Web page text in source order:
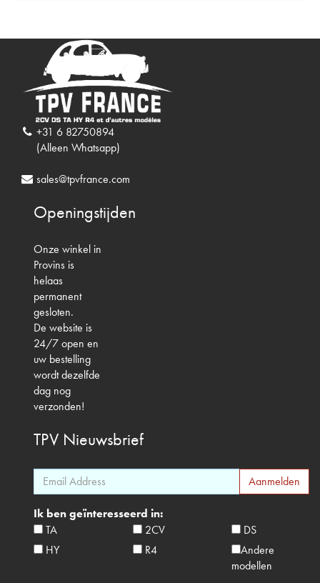
+31 6 82750894
(Alleen Whatsapp)
sales@tpvfrance.com
Openingstijden
Onze winkel in
Provins is
helaas
permanent
gesloten.
De website is
24/7 open en
uw bestelling
wordt dezelfde
dag nog
verzonden!
TPV Nieuwsbrief
Ik ben geïnteresseerd in:
TA
2CV
DS
HY
R4
Andere
modellen